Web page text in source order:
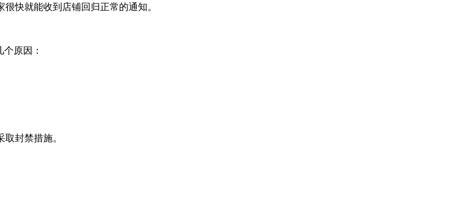
快就能收到店铺回归正常的通知。
原因：
封禁措施。